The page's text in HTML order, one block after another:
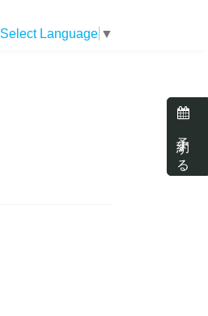
予約する
Select Language ▼